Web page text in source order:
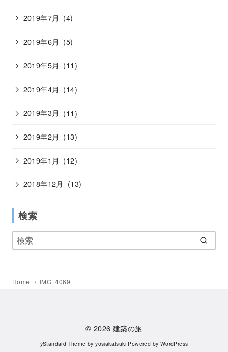
2019年7月 (4)
2019年6月 (5)
2019年5月 (11)
2019年4月 (14)
2019年3月 (11)
2019年2月 (13)
2019年1月 (12)
2018年12月 (13)
検索
Home IMG_4069
© 2026建築の旅
yStandard Theme byyosiakatsuki Powered by WordPress